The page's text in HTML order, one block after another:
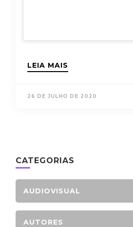
LEIA MAIS
26 DE JULHO DE 2020
CATEGORIAS
AUDIOVISUAL
AUTORES